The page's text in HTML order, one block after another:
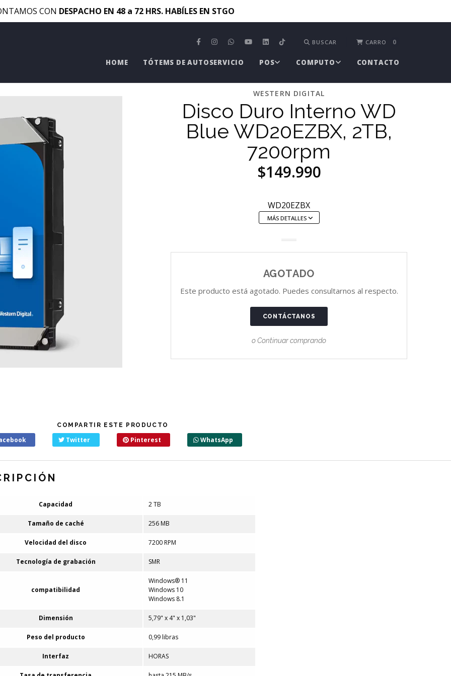
CON DESPACHO EN 48 a 72 HRS. HABÍLES EN STGO
BUSCAR CARRO 0
HOME TÓTEMS DE AUTOSERVICIO POS COMPUTO CONTACTO
WESTERN DIGITAL
Disco Duro Interno WD
Blue WD20EZBX, 2TB,
7200rpm
$149.990
WD20EZBX
MÁS DETALLES
AGOTADO
Este producto está agotado. Puedes consultarnos al respecto.
CONTÁCTANOS
o Continuar comprando
COMPARTIR ESTE PRODUCTO
Twitter Pinterest WhatsApp
Capacidad 2 TB
Tamaño de caché 256 MB
Velocidad del disco 7200 RPM
Tecnología de grabación SMR
compatibilidad
Windows® 11
Windows 10
Windows 8.1
Dimensión 5,79" x 4" x 1,03"
Peso del producto 0,99 libras
Interfaz HORAS